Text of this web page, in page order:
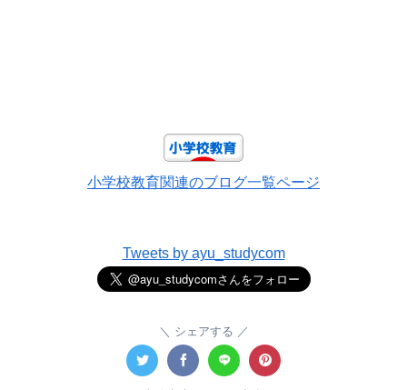
小学校教育関連のブログ一覧ページ
Tweets by ayu_studycom
シェアする